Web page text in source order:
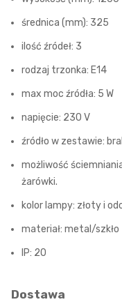
średnica (mm): 325
ilość źródeł: 3
rodzaj trzonka: E14
max moc źródła: 5 W
napięcie: 230 V
źródło w zestawie:
możliwość
żarówki.
kolor lampy: złoty i
materiał: metal/szkło
IP: 20
Dostawa